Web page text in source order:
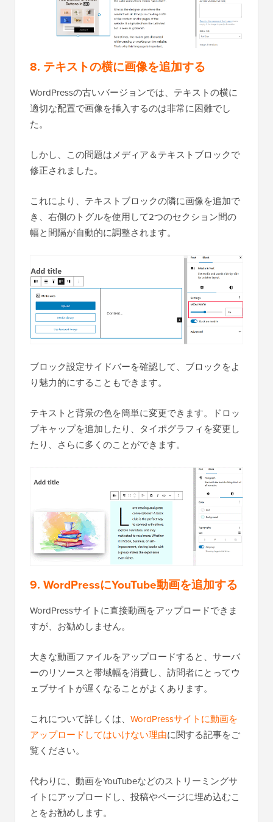
8. テキストの横に画像を追加する
WordPressの古いバージョンでは、テキストの横に
適切な配置で画像を挿入するのは非常に困難でし
た。
しかし、この問題はメディア＆テキストブロックで
修正されました。
これにより、テキストブロックの隣に画像を追加で
き、右側のトグルを使用して2つのセクション間の
幅と間隔が自動的に調整されます。
ブロック設定サイドバーを確認して、ブロックをよ
り魅力的にすることもできます。
テキストと背景の色を簡単に変更できます。ドロッ
プキャップを追加したり、タイポグラフィを変更し
たり、さらに多くのことができます。
9. WordPressにYouTube動画を追加する
WordPressサイトに直接動画をアップロードできま
すが、お勧めしません。
大きな動画ファイルをアップロードすると、サーバ
ーのリソースと帯域幅を消費し、訪問者にとってウ
ェブサイトが遅くなることがよくあります。
これについて詳しくは、 WordPressサイトに動画を
アップロードしてはいけない理由に関する記事をご
覧ください。
代わりに、動画をYouTubeなどのストリーミングサ
イトにアップロードし、投稿やページに埋め込むこ
とをお勧めします。